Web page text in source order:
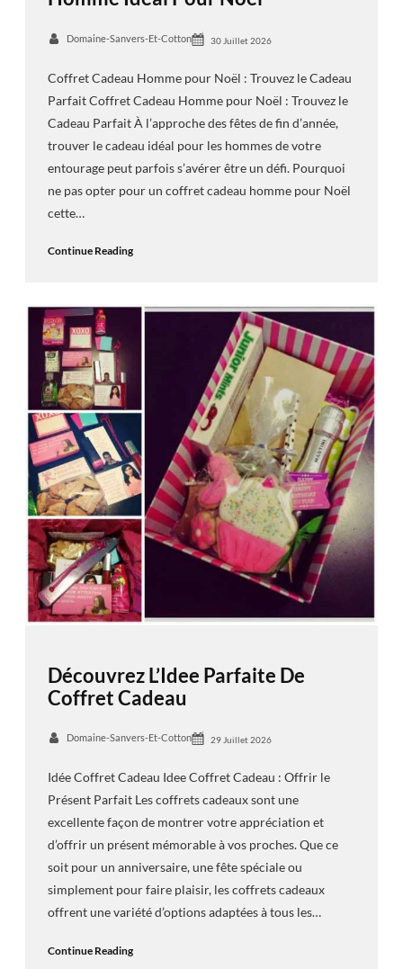
Domaine-Sanvers-Et-Cotton 30 Juillet 2026
Coffret Cadeau Homme pour Noël : Trouvez le Cadeau
Parfait Coffret Cadeau Homme pour Noël : Trouvez le
Cadeau Parfait À l’approche des fêtes de fin d’année,
trouver le cadeau idéal pour les hommes de votre
entourage peut parfois s’avérer être un défi. Pourquoi
ne pas opter pour un coffret cadeau homme pour Noël
cette…
Continue Reading
Découvrez L’Idee Parfaite De
Coffret Cadeau
Domaine-Sanvers-Et-Cotton 29 Juillet 2026
Idée Coffret Cadeau Idee Coffret Cadeau : Offrir le
Présent Parfait Les coffrets cadeaux sont une
excellente façon de montrer votre appréciation et
d’offrir un présent mémorable à vos proches. Que ce
soit pour un anniversaire, une fête spéciale ou
simplement pour faire plaisir, les coffrets cadeaux
offrent une variété d’options adaptées à tous les…
Continue Reading